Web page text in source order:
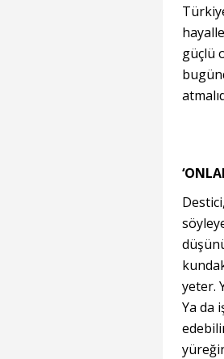
güçlü
yeter.
Ya da